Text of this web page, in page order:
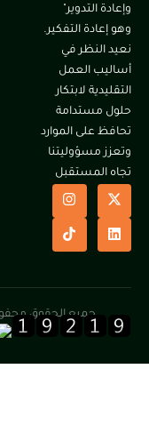
التفكير.
في
العمل
لابتكار
الموارد
جميع الحقوق محفوظة 2024 | حلول التدوير للخدمات البيئية